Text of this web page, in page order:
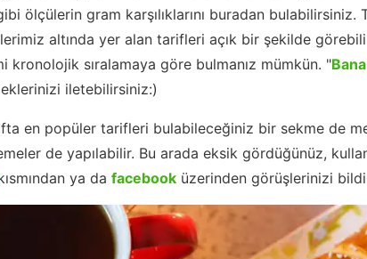
ölçülerin gram karşılıklarını buradan bulabilirsiniz.
altında yer alan tarifleri açık bir şekilde
kronolojik sıralamaya göre bulmanız mümkün. "
iletebilirsiniz:)
en popüler tarifleri bulabileceğiniz bir sekme de
de yapılabilir. Bu arada eksik gördüğünüz,
ya da facebook üzerinden görüşlerinizi